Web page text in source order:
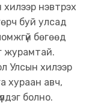
хилээр нэвтрэх
буй улсад
бөгөөд
журамтай.
Улсын хилээр
хураан авч,
болно.